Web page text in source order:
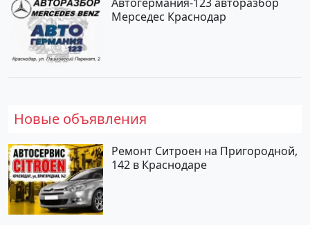
Мерседес Краснодар
Новые объявления
Ремонт Ситроен на Пригородной,
142 в Краснодаре